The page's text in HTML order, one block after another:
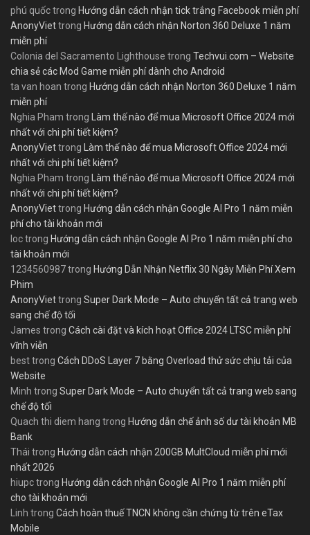
phú quốctrong Hướng dẫn cách nhận tick trắng Facebook miễn phí
AnonyViettrong Hướng dẫn cách nhận Norton 360 Deluxe 1 năm
miễn phí
Colonia del Sacramento Lighthouse trong Techvui.com – Website
chia sẻ các Mod Game miễn phí dành cho Android
ta van hoan trong Hướng dẫn cách nhận Norton 360 Deluxe 1 năm
miễn phí
Nghia Pham trong
Làm thế nào để mua Microsoft Office 2024 mới
nhất với chi phí tiết kiệm?
AnonyViettrong
Làm thế nào để mua Microsoft Office 2024 mới
nhất với chi phí tiết kiệm?
Nghia Pham trong
Làm thế nào để mua Microsoft Office 2024 mới
nhất với chi phí tiết kiệm?
AnonyViettrong Hướng dẫn cách nhận Google AI Pro 1 năm miễn
phí cho tài khoản mới
loctrong Hướng dẫn cách nhận Google AI Pro 1 năm miễn phí cho
tài khoản mới
1234560987trong Hướng Dẫn Nhận Netflix 30 Ngày Miễn Phí Xem
Phim
AnonyViettrong Super Dark Mode – Auto chuyển tất cả trang web
sang chế độ tối
James trong Cách cài đặt và kích hoạt Office 2024 LTSC miễn phí
vĩnh viễn
besttrong Cách DDoS Layer 7 bằng Overload thử sức chịu tải của
Website
Minh trong Super Dark Mode – Auto chuyển tất cả trang web sang
chế độ tối
Quach thi diem hang trong Hướng dẫn chế ảnh số dư tài khoản MB
Bank
Thái trong Hướng dẫn cách nhận 200GB MultCloud miễn phí mới
nhất 2026
hiupctrong Hướng dẫn cách nhận Google AI Pro 1 năm miễn phí
cho tài khoản mới
Linh trong Cách hoàn thuế TNCN không cần chứng từ trên eTax
Mobile